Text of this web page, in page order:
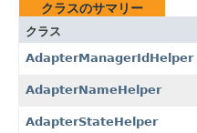
クラスのサマリー
クラス
AdapterManagerIdHelper
AdapterNameHelper
AdapterStateHelper